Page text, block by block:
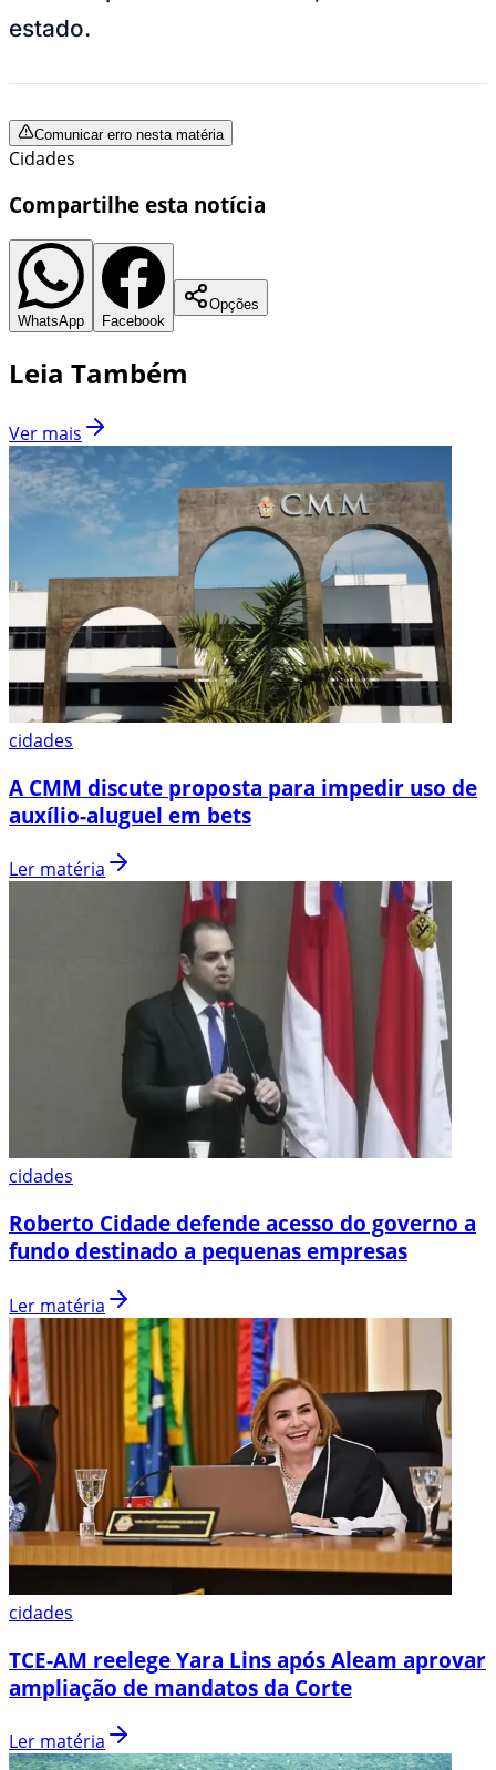
estado.
Comunicar erro nesta matéria
Cidades
Compartilhe esta notícia
WhatsApp Facebook
Opções
Leia Também
Ver mais
cidades
A CMM discute proposta para impedir uso de
auxílio-aluguel em bets
Ler matéria
cidades
Roberto Cidade defende acesso do governo a
fundo destinado a pequenas empresas
Ler matéria
cidades
TCE-AM reelege Yara Lins após Aleam aprovar
ampliação de mandatos da Corte
Ler matéria